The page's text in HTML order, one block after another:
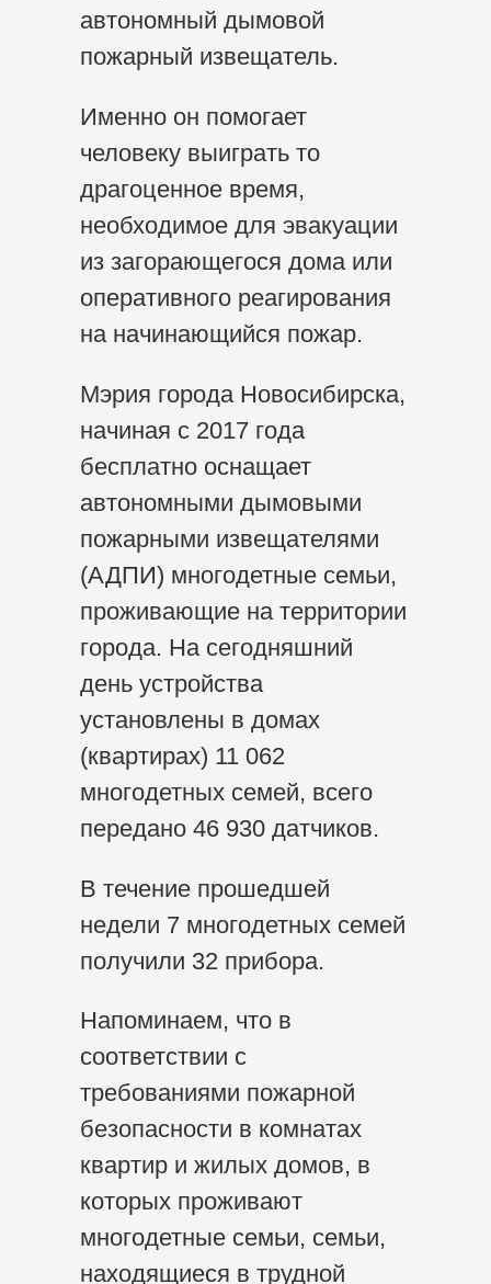
автономный дымовой
пожарный извещатель.
Именно он помогает
человеку выиграть то
драгоценное время,
необходимое для эвакуации
из загорающегося дома или
оперативного реагирования
на начинающийся пожар.
Мэрия города Новосибирска,
начиная с 2017 года
бесплатно оснащает
автономными дымовыми
пожарными извещателями
(АДПИ) многодетные семьи,
проживающие на территории
города. На сегодняшний
день устройства
установлены в домах
(квартирах) 11 062
многодетных семей, всего
передано 46 930 датчиков.
В течение прошедшей
недели 7 многодетных семей
получили 32 прибора.
Напоминаем, что в
соответствии с
требованиями пожарной
безопасности в комнатах
квартир и жилых домов, в
которых проживают
многодетные семьи, семьи,
находящиеся в трудной